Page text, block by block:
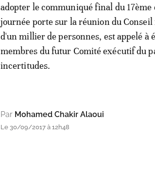
adopter le communiqué final du
journée porte sur la réunion du
d'un millier de personnes, est appelé à
membres du futur Comité exécutif du
incertitudes.
Par Mohamed Chakir Alaoui
Le 30/09/2017 à 12h48